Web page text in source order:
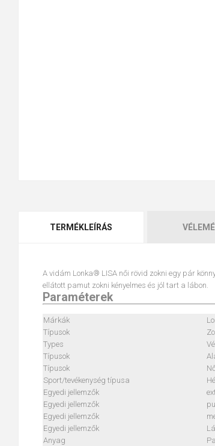
TERMÉKLEÍRÁS
A vidám Lonka® LISA női rövid zokni egy pár
ellátott pamut zokni kényelmes és jól tart a lábon.
Paraméterek
Márkák
Típusok
Types
Típusok
Típusok
Sport/tevékenység típusa
Egyedi jellemzők
Egyedi jellemzők
Egyedi jellemzők
Egyedi jellemzők
Anyag